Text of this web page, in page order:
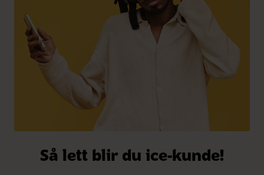
Så lett blir du ice-kunde!